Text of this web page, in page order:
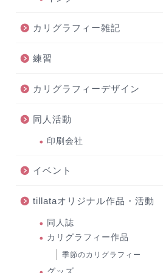
カリグラフィー雑記
練習
カリグラフィーデザイン
同人活動
印刷会社
イベント
tillataオリジナル作品・活動
同人誌
カリグラフィー作品
季節のカリグラフィー